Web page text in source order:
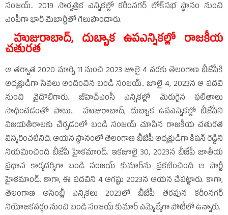
సంజయ్‌.. 2019 సార్వత్రిక ఎన్నికల్లో కరీంనగర్‌ లోక్‌సభ స్థానం నుంచి
ఎంపీగా భారీ మెజార్టీతో గెలుపొందారు.
హుజురాబాద్‌, దుబ్బాక ఉపఎన్నికల్లో రాజకీయ
చతురత
ఆ తర్వాత 2020 మార్చి 11 నుంచి 2023 జూలై 4 వరకు తెలంగాణ బీజేపీకి
అధ్యక్షుడిగా సేవలు అందించిన బండి సంజయ్‌.. జూలై 4, 2023న ఆ పదవి
నుంచి వైదొలిగారు. జీహెచ్‌ఎంసీ ఎన్నికల్లో మెరుగైన ఫలితాలు
సాధించడంతో పాటు.. హుజురాబాద్‌, దుబ్బాక ఉపఎన్నికల్లో బీజేపీని
విజయతీరాలకు చేర్చడంలో బండి సంజయ్‌ చూపిన రాజకీయ చతురత
విస్మరించలేనిది. ఆయన స్థానంలో తెలంగాణ బీజేపీ అధ్యక్షుడిగా కిషన్‌ రెడ్డిని
నియమించింది బీజేపీ హైకమాండ్‌. ఇకజూలై 30, 2023న బీజేపీ జాతీయ
ప్రధాన కార్యదర్శిగా బండి సంజయ్‌ కుమార్‌ను ప్రకటించింది ఆ పార్టీ
హైకమాండ్‌. కాగా, ఈ పదవిని 4 ఆగష్టు 2023న ఆయన చేపట్టారు. కాగా,
తెలంగాణ అసెంబ్లీ ఎన్నికలు 2023లో బీజేపీ తరపున కరీంనగర్‌
నియోజకవర్గం నుంచి బండి సంజయ్‌ కుమార్‌ ఎమ్మెల్యేగా పోటీలో ఉన్నారు.